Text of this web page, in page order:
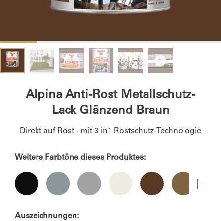
Alpina Anti-Rost Metallschutz-
Lack Glänzend Braun
Direkt auf Rost - mit 3 in1 Rostschutz-Technologie
Weitere Farbtöne dieses Produktes:
Auszeichnungen: